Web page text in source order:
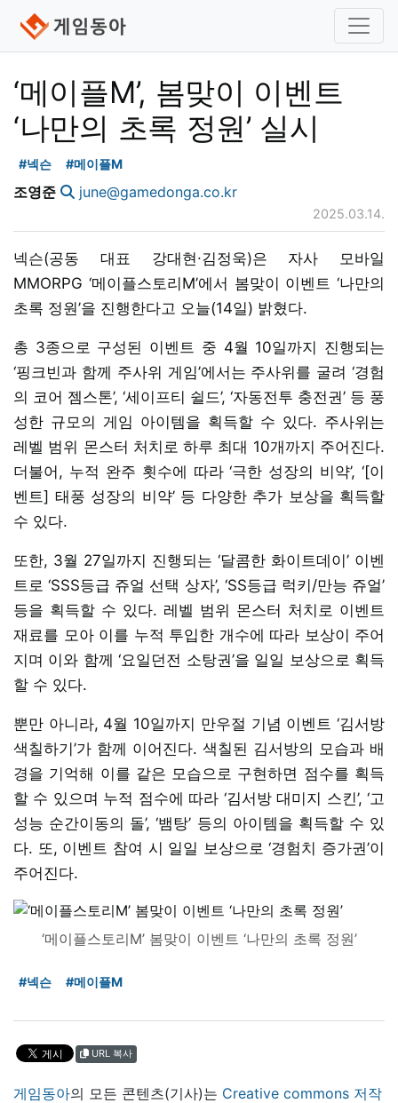
‘메이플M’, 봄맞이 이벤트
‘나만의 초록 정원’ 실시
#넥슨 #메이플M
조영준 june@gamedonga.co.kr
2025.03.14.
넥슨(공동 대표 강대현∙김정욱)은 자사 모바일
MMORPG ‘메이플스토리M’에서 봄맞이 이벤트 ‘나만의
초록 정원’을 진행한다고 오늘(14일) 밝혔다.
총 3종으로 구성된 이벤트 중 4월 10일까지 진행되는
‘핑크빈과 함께 주사위 게임’에서는 주사위를 굴려 ‘경험
의 코어 젬스톤’, ‘세이프티 쉴드’, ‘자동전투 충전권’ 등 풍
성한 규모의 게임 아이템을 획득할 수 있다. 주사위는
레벨 범위 몬스터 처치로 하루 최대 10개까지 주어진다.
더불어, 누적 완주 횟수에 따라 ‘극한 성장의 비약’, ‘[이
벤트] 태풍 성장의 비약’ 등 다양한 추가 보상을 획득할
수 있다.
또한, 3월 27일까지 진행되는 ‘달콤한 화이트데이’ 이벤
트로 ‘SSS등급 쥬얼 선택 상자’, ‘SS등급 럭키/만능 쥬얼’
등을 획득할 수 있다. 레벨 범위 몬스터 처치로 이벤트
재료를 모아 이를 누적 투입한 개수에 따라 보상이 주어
지며 이와 함께 ‘요일던전 소탕권’을 일일 보상으로 획득
할 수 있다.
뿐만 아니라, 4월 10일까지 만우절 기념 이벤트 ‘김서방
색칠하기’가 함께 이어진다. 색칠된 김서방의 모습과 배
경을 기억해 이를 같은 모습으로 구현하면 점수를 획득
할 수 있으며 누적 점수에 따라 ‘김서방 대미지 스킨’, ‘고
성능 순간이동의 돌’, ‘뱀탕’ 등의 아이템을 획득할 수 있
다. 또, 이벤트 참여 시 일일 보상으로 ‘경험치 증가권’이
주어진다.
‘메이플스토리M’ 봄맞이 이벤트 ‘나만의 초록 정원’
#넥슨 #메이플M
URL 복사
게임동아의 모든 콘텐츠(기사)는 Creative commons 저작